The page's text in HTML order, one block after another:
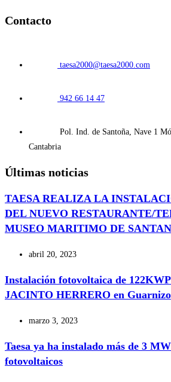
Contacto
taesa2000@taesa2000.com
942 66 14 47
Pol. Ind. de Santoña, Nave 1
Cantabria
Últimas noticias
TAESA REALIZA LA
DEL NUEVO RESTAURANTE/
MUSEO MARITIMO DE
abril 20, 2023
Instalación fotovoltaica de
JACINTO HERRERO en Guarnizo
marzo 3, 2023
Taesa ya ha instalado más de 3
fotovoltaicos